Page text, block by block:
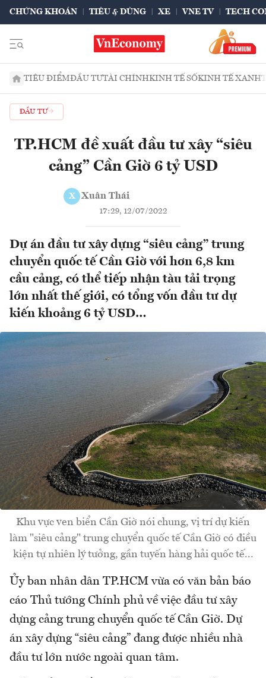
CHỨNG KHOÁN TIÊU & DÙNG XE VNE TV TECH
TIÊU ĐIỂMĐẦU TƯTÀI CHÍNHKINH TẾ SỐKINH TẾ XANH
ĐẦU TƯ
TP.HCM đề xuất đầu tư xây “siêu
cảng” Cần Giờ 6 tỷ USD
X Xuân Thái
17:29, 12/07/2022
Dự án đầu tư xây dựng “siêu cảng” trung
chuyển quốc tế Cần Giờ với hơn 6,8 km
cầu cảng, có thể tiếp nhận tàu tải trọng
lớn nhất thế giới, có tổng vốn đầu tư dự
kiến khoảng 6 tỷ USD…
Khu vực ven biển Cần Giờ nói chung, vị trí dự kiến
làm "siêu cảng" trung chuyển quốc tế Cần Giờ có điều
kiện tự nhiên lý tưởng, gần tuyến hàng hải quốc tế...
Ủy ban nhân dân TP.HCM vừa có văn bản báo
cáo Thủ tướng Chính phủ về việc đầu tư xây
dựng cảng trung chuyển quốc tế Cần Giờ. Dự
án xây dựng “siêu cảng” đang được nhiều nhà
đầu tư lớn nước ngoài quan tâm.